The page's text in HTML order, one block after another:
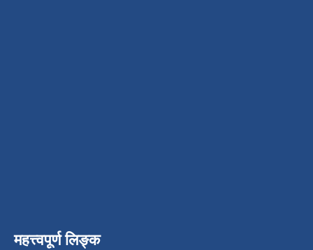
महत्त्वपूर्ण लिङ्क